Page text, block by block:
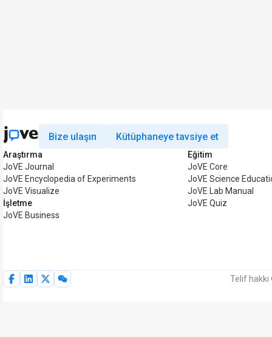
Bize ulaşın Kütüphaneye tavsiye et
Araştırma
JoVE Journal
JoVE Encyclopedia of Experiments
JoVE Visualize
İşletme
JoVE Business
Eğitim
JoVE Core
JoVE Science
JoVE Lab Manual
JoVE Quiz
Telif hakkı